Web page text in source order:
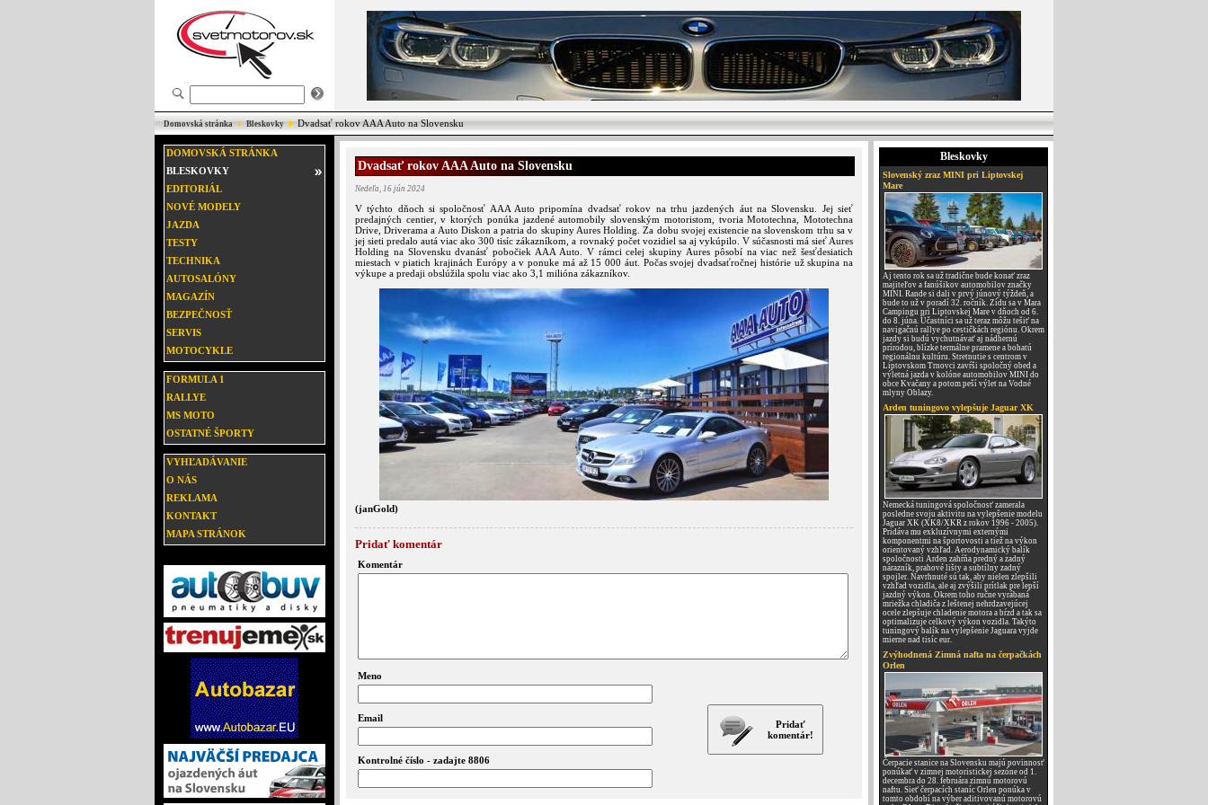
Domovská stránka Bleskovky Dvadsať rokov AAA Auto na Slovensku
DOMOVSKÁ STRÁNKA
BLESKOVKY
EDITORIÁL
NOVÉ MODELY
JAZDA
TESTY
TECHNIKA
AUTOSALÓNY
MAGAZÍN
BEZPEČNOSŤ
SERVIS
MOTOCYKLE
FORMULA 1
RALLYE
MS MOTO
OSTATNÉ ŠPORTY
VYHĽADÁVANIE
O NÁS
REKLAMA
KONTAKT
MAPA STRÁNOK
Dvadsať rokov AAA Auto na Slovensku
Nedeľa, 16 jún 2024
V týchto dňoch si spoločnosť AAA Auto pripomína dvadsať rokov na trhu jazdených áut na Slovensku. Jej sieť
predajných centier, v ktorých ponúka jazdené automobily slovenským motoristom, tvoria Mototechna, Mototechna
Drive, Driverama a Auto Diskon a patria do skupiny Aures Holding. Za dobu svojej existencie na slovenskom trhu sa v
jej sieti predalo autá viac ako 300 tisíc zákazníkom, a rovnaký počet vozidiel sa aj vykúpilo. V súčasnosti má sieť Aures
Holding na Slovensku dvanásť pobočiek AAA Auto. V rámci celej skupiny Aures pôsobí na viac než šesťdesiatich
miestach v piatich krajinách Európy a v ponuke má až 15 000 áut. Počas svojej dvadsaťročnej histórie už skupina na
výkupe a predaji obslúžila spolu viac ako 3,1 milióna zákazníkov.
(janGold)
Pridať komentár
Komentár
Meno
Pridať
komentár!
Email
Kontrolné číslo - zadajte 8806
Bleskovky
Slovenský zraz MINI pri Liptovskej
Mare
Aj tento rok sa už tradične bude konať zraz
majiteľov a fanúšikov automobilov značky
MINI. Rande si dali v prvý júnový týždeň, a
bude to už v poradí 32. ročník. Zídu sa v Mara
Campingu pri Liptovskej Mare v dňoch od 6.
do 8. júna. Účastníci sa už teraz môžu tešiť na
navigačnú rallye po cestičkách regiónu. Okrem
jazdy si budú vychutnávať aj nádhernú
prírodou, blízke termálne pramene a bohatú
regionálnu kultúru. Stretnutie s centrom v
Liptovskom Trnovci zavŕši spoločný obed a
výletná jazda v kolóne automobilov MINI do
obce Kvačany a potom peší výlet na Vodné
mlyny Oblazy.
Arden tuningovo vylepšuje Jaguar XK
Nemecká tuningová spoločnosť zamerala
posledne svoju aktivitu na vylepšenie modelu
Jaguar XK (XK8/XKR z rokov 1996 - 2005).
Pridáva mu exkluzívnymi externými
komponentmi na športovosti a tiež na výkon
orientovaný vzhľad. Aerodynamický balík
spoločnosti Arden zahŕňa predný a zadný
nárazník, prahové lišty a subtílny zadný
spojler. Navrhnuté sú tak, aby nielen zlepšili
vzhľad vozidla, ale aj zvýšili prítlak pre lepší
jazdný výkon. Okrem toho ručne vyrábaná
mriežka chladiča z leštenej nehrdzavejúcej
ocele zlepšuje chladenie motora a bŕzd a tak sa
optimalizuje celkový výkon vozidla. Takýto
tuningový balík na vylepšenie Jaguara vyjde
mierne nad tisíc eur.
Zvýhodnená Zimná nafta na čerpačkách
Orlen
Čerpacie stanice na Slovensku majú povinnosť
ponúkať v zimnej motoristickej sezóne od 1.
decembra do 28. februára zimnú motorovú
naftu. Sieť čerpacích staníc Orlen ponúka v
tomto období na výber aditivovanú motorovú